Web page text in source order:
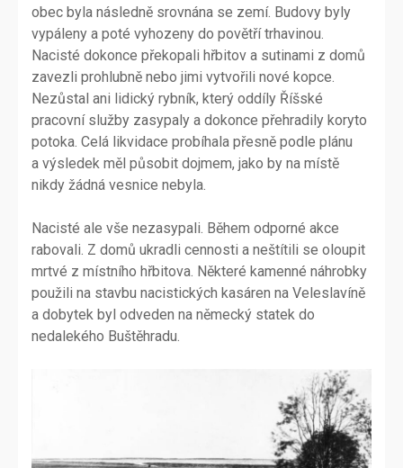
obec byla následně srovnána se zemí. Budovy byly
vypáleny a poté vyhozeny do povětří trhavinou.
Nacisté dokonce překopali hřbitov a sutinami z domů
zavezli prohlubně nebo jimi vytvořili nové kopce.
Nezůstal ani lidický rybník, který oddíly Říšské
pracovní služby zasypaly a dokonce přehradily koryto
potoka. Celá likvidace probíhala přesně podle plánu
a výsledek měl působit dojmem, jako by na místě
nikdy žádná vesnice nebyla.
Nacisté ale vše nezasypali. Během odporné akce
rabovali. Z domů ukradli cennosti a neštítili se oloupit
mrtvé z místního hřbitova. Některé kamenné náhrobky
použili na stavbu nacistických kasáren na Veleslavíně
a dobytek byl odveden na německý statek do
nedalekého Buštěhradu.